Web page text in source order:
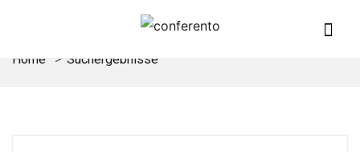
Home Suchergebnisse